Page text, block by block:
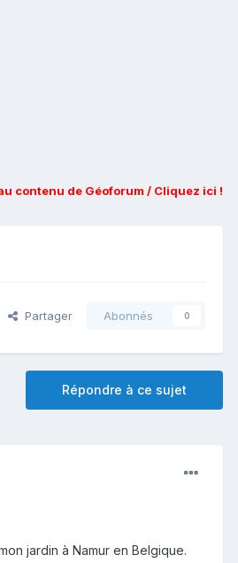
contenu de Géoforum / Cliquez ici !
Partager Abonnés 0
Répondre à ce sujet
jardin à Namur en Belgique.